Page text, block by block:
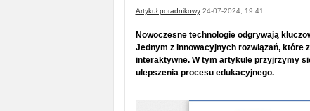
Artykuł poradnikowy24-07-2024, 19:41
Nowoczesne technologie odgrywają
Jednym z innowacyjnych rozwiązań, które
interaktywne. W tym artykule przyjrzymy
ulepszenia procesu edukacyjnego.